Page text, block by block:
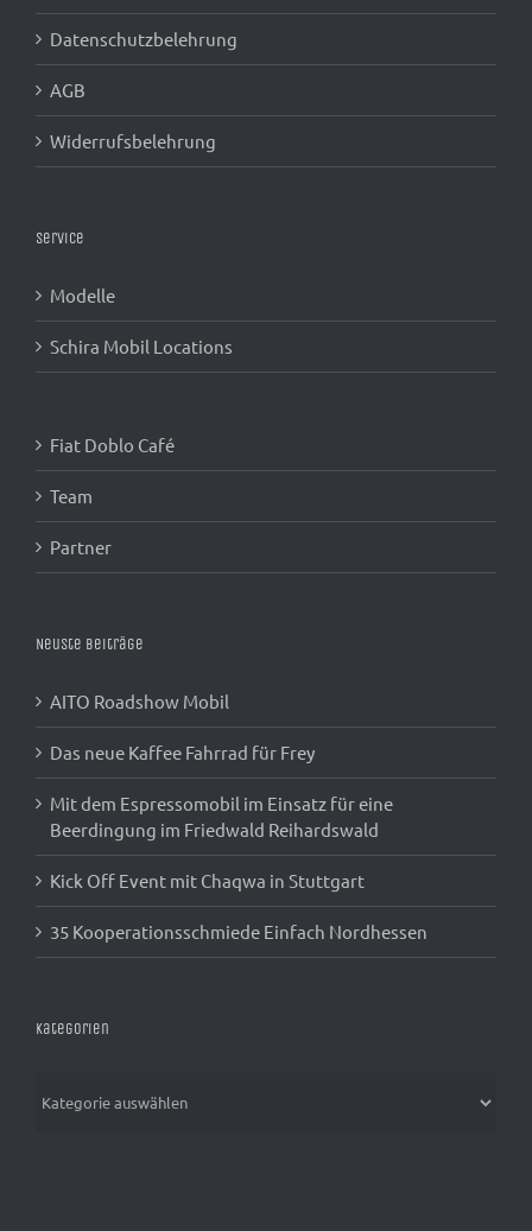
Datenschutzbelehrung
AGB
Widerrufsbelehrung
Service
Modelle
Schira Mobil Locations
Fiat Doblo Café
Team
Partner
Neuste Beiträge
AITO Roadshow Mobil
Das neue Kaffee Fahrrad für Frey
Mit dem Espressomobil im Einsatz für eine
Beerdingung im Friedwald Reihardswald
Kick Off Event mit Chaqwa in Stuttgart
35 Kooperationsschmiede Einfach Nordhessen
Kategorien